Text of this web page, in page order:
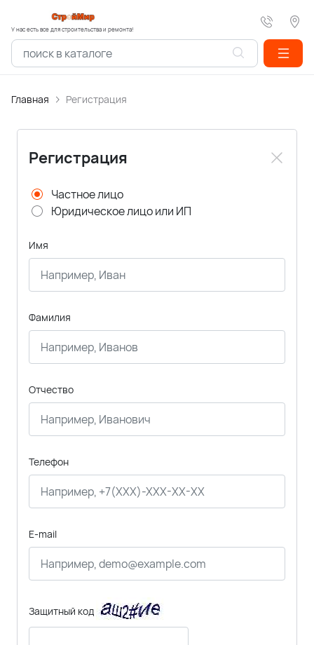
У нас есть все для строительства и ремонта!
Главная Регистрация
Регистрация
Частное лицо
Юридическое лицо или ИП
Имя
Фамилия
Отчество
Телефон
E-mail
Защитный код